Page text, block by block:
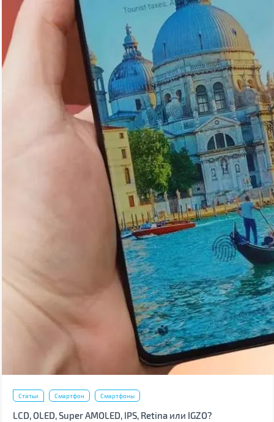
Статьи Смартфон Смартфоны
LCD, OLED, Super AMOLED, IPS, Retina или IGZO?